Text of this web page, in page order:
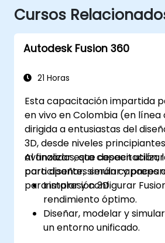
Cursos
Autodesk Fusion 360
21 Horas
Esta capacitación impartida
en vivo en Colombia (en línea
dirigida a entusiastas del
3D, desde niveles
avanzados, que deseen
para diseñar, simular y
para impresión 3D.
Al finalizar esta capacitación,
participantes serán capaces
Instalar y configurar
rendimiento óptimo.
Diseñar, modelar y
un entorno unificado.